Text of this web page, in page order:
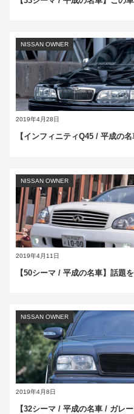
2019年4月28日
NISSAN OWNER
【インフィニティQ45 / 平成の
2019年4月11日
NISSAN OWNER
【50シーマ / 平成の名車】話題
2019年4月8日
NISSAN OWNER
【32シーマ / 平成の名車 / ガレ